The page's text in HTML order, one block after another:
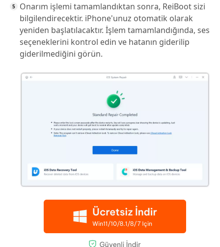
Onarım işlemi tamamlandıktan sonra, ReiBoot sizi
bilgilendirecektir. iPhone'unuz otomatik olarak
yeniden başlatılacaktır. İşlem tamamlandığında, ses
seçeneklerini kontrol edin ve hatanın giderilip
giderilmediğini görün.